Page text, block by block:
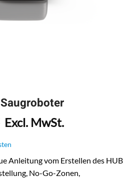
Excl. MwSt.
Anleitung vom Erstellen des HUB
No-Go-Zonen,